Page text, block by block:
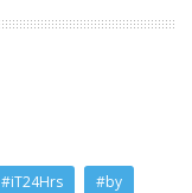
#iT24Hrs
#by